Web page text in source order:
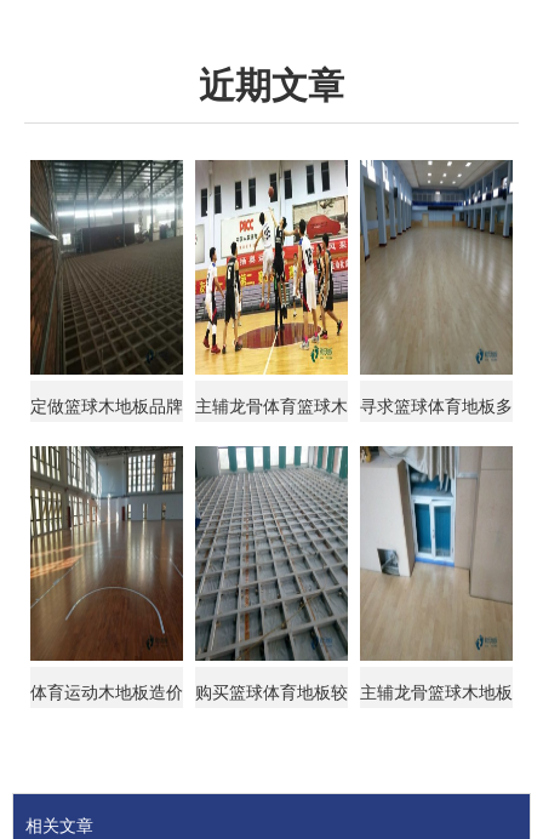
近期文章
定做篮球木地板品牌 主辅龙骨体育篮球木 寻求篮球体育地板多
体育运动木地板造价 购买篮球体育地板较 主辅龙骨篮球木地板
相关文章